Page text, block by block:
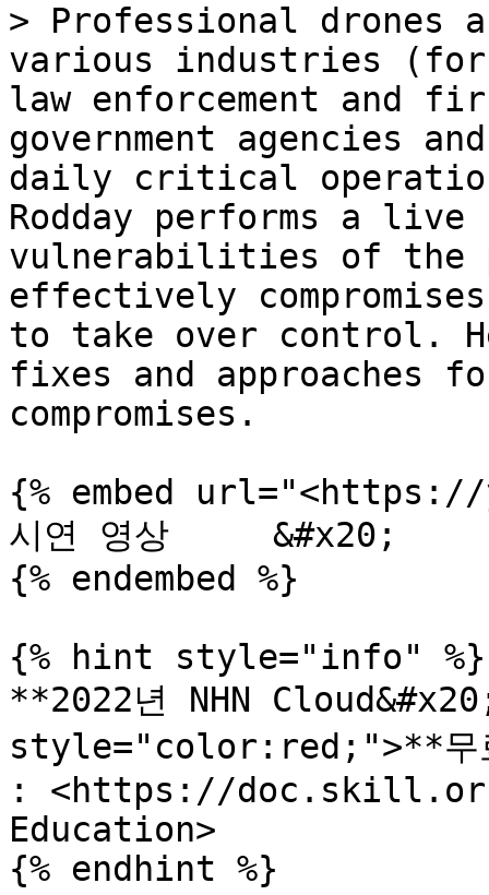
> Professional drones
various industries (for
law enforcement and
government agencies
daily critical
Rodday performs a
vulnerabilities of the
effectively
to take over control.
fixes and approaches
compromises.
{% embed url="<https://
시연 영상     &#x20;
{% endembed %}
{% hint style="info" %}
**2022년 NHN
style="color:red;">**무
: <https://
Education>